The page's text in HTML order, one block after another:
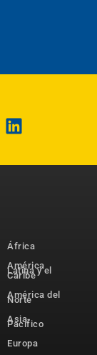
África
América
Latina y el
Caribe
América del
Norte
Asia-
Pacífico
Europa